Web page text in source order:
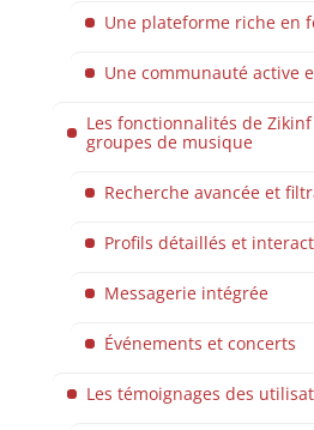
Une plateforme riche en
Une communauté active
Les fonctionnalités de
groupes de musique
Recherche avancée et
Profils détaillés et
Messagerie intégrée
Événements et concerts
Les témoignages des